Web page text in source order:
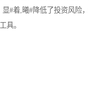
显#着,曦#降低了投资风险
具。